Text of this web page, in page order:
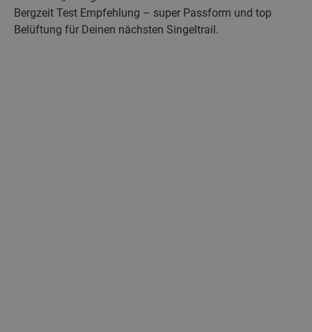
Bergzeit Test Empfehlung – super Passform und top
Belüftung für Deinen nächsten Singeltrail.